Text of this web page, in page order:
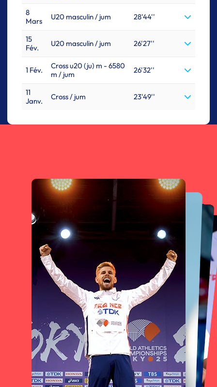
8
Mars
U20 masculin / jum 28'44''
15
Fév.
U20 masculin / jum 26'27''
1 Fév.
Cross u20 (ju) m - 6580
m / jum
26'32''
11
Janv.
Cross / jum 23'49''